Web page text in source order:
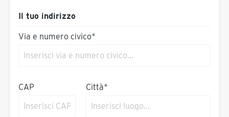
Il tuo indirizzo
Via e numero civico*
CAP Città*